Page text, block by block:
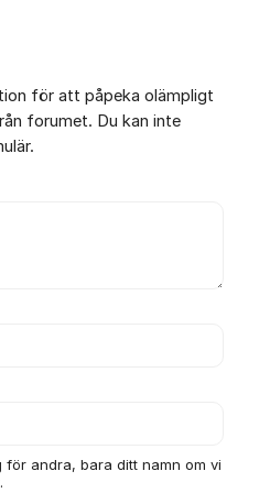
för att påpeka olämpligt
forumet. Du kan inte
andra, bara ditt namn om vi